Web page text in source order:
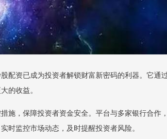
配资已成为投资者解锁财富新密码的利器。它通
的收益。
施，保障投资者资金安全。平台与多家银行合作
时监控市场动态，及时提醒投资者风险。